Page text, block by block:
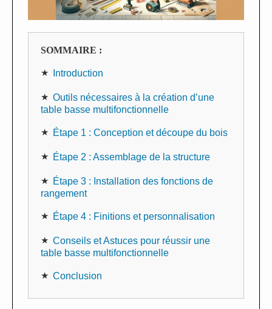
SOMMAIRE :
Introduction
Outils nécessaires à la création d’une
table basse multifonctionnelle
Étape 1 : Conception et découpe du bois
Étape 2 : Assemblage de la structure
Étape 3 : Installation des fonctions de
rangement
Étape 4 : Finitions et personnalisation
Conseils et Astuces pour réussir une
table basse multifonctionnelle
Conclusion